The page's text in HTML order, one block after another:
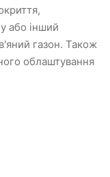
або інший
газон. Також
облаштування